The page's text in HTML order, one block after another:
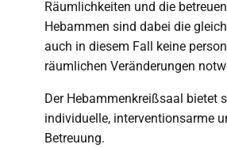
Räumlichkeiten und die
Hebammen sind dabei die
auch in diesem Fall keine
räumlichen Veränderungen
Der Hebammenkreißsaal bietet
individuelle, interventionsarme
Betreuung.